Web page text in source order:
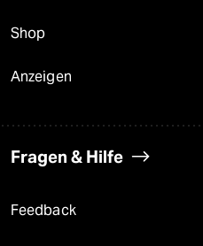
Shop
Anzeigen
Fragen & Hilfe
Feedback